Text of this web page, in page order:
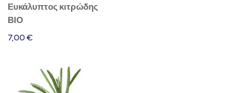
Ευκάλυπτος κιτρώδης
ΒΙΟ
7,00€